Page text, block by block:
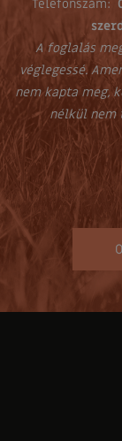
Telefonszám:
A foglalás
véglegessé.
nem kapta meg,
nélkül nem